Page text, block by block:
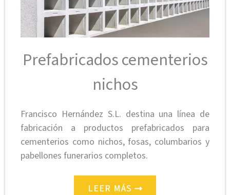
Prefabricados cementerios
nichos
Francisco Hernández S.L. destina una línea de
fabricación a productos prefabricados para
cementerios como nichos, fosas, columbarios y
pabellones funerarios completos.
LEER MÁS